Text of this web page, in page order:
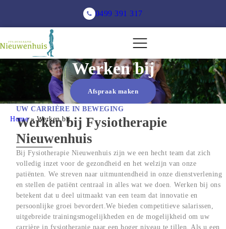
0499 391 317
Werken bij
Afspraak maken
UW CARRIÈRE IN BEWEGING
Werken bij Fysiotherapie
Nieuwenhuis
Bij Fysiotherapie Nieuwenhuis zijn we een hecht team dat zich
volledig inzet voor de gezondheid en het welzijn van onze
patiënten. We streven naar uitmuntendheid in onze dienstverlening
en stellen de patiënt centraal in alles wat we doen. Werken bij ons
betekent dat u deel uitmaakt van een team dat innovatie en
persoonlijke groei bevordert.We bieden competitieve salarissen,
uitgebreide trainingsmogelijkheden en de mogelijkheid om uw
carrière in fysiotherapie naar een hoger niveau te tillen. Als u een
Home»Werken bij